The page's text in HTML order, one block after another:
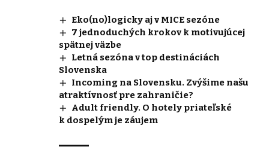
Eko(no)logicky aj v MICE sezóne
7 jednoduchých krokov k motivujúcej
spätnej väzbe
Letná sezóna v top destináciách
Slovenska
Incoming na Slovensku. Zvýšime našu
atraktívnosť pre zahraničie?
Adult friendly. O hotely priateľské
k dospelým je záujem